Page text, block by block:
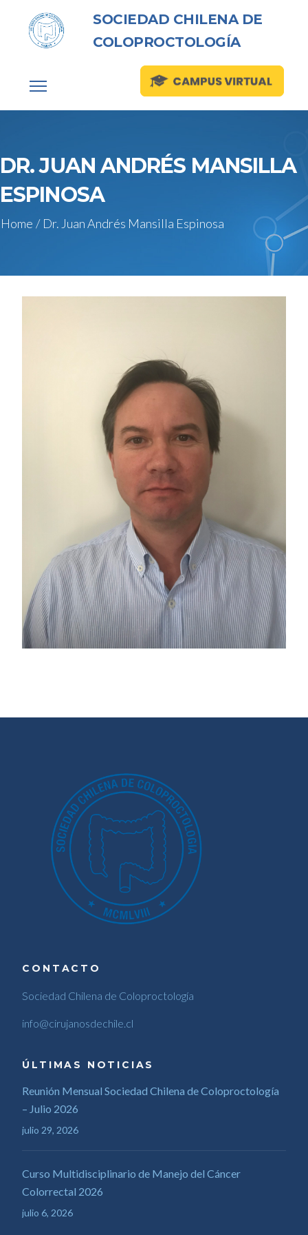
SOCIEDAD CHILENA DE
COLOPROCTOLOGÍA
DR. JUAN ANDRÉS MANSILLA
ESPINOSA
Home / Dr. Juan Andrés Mansilla Espinosa
CONTACTO
Sociedad Chilena de Coloproctología
info@cirujanosdechile.cl
ÚLTIMAS NOTICIAS
Reunión Mensual Sociedad Chilena de Coloproctología
– Julio 2026
julio 29, 2026
Curso Multidisciplinario de Manejo del Cáncer
Colorrectal 2026
julio 6, 2026